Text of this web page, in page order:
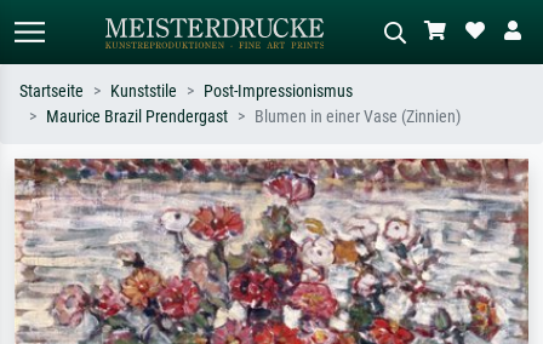
Suchen Sie nach Künstlern, Werktiteln
oder Stilen – z.B. Monet,
Sternennacht, Impressionismus, Welle
Hokusai, Akt.
Beschreiben Sie die Szene – z.B. Grüne
Wiese, Abstrakt mit viel Rot, Dunkles
Ölgemälde, Stehender Akt neben einem
Baum.
Startseite Kunststile
Post-Impressionismus
Maurice Brazil Prendergast
Blumen in einer Vase (Zinnien)